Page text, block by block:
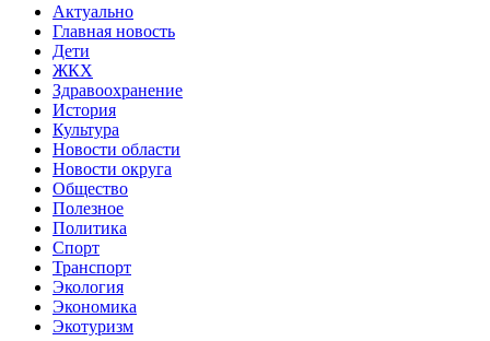
Актуально
Главная новость
Дети
ЖКХ
Здравоохранение
История
Культура
Новости области
Новости округа
Общество
Полезное
Политика
Спорт
Транспорт
Экология
Экономика
Экотуризм